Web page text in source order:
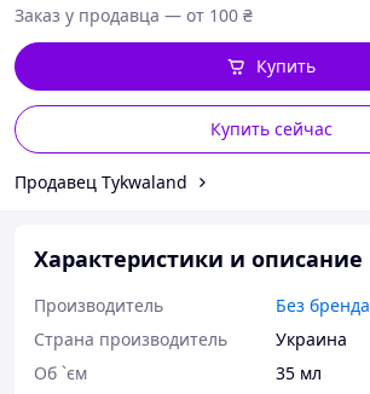
Заказ у продавца — от 100 ₴
Купить сейчас
Купить
Продавец Tykwaland
Характеристики и описание
Производитель
Без бренда
Страна производитель
Украина
Об `єм
35 мл